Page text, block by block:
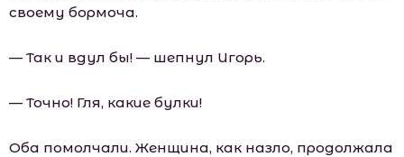
своему бормоча.
— Так и вдул бы! — шепнул Игорь.
— Точно! Гля, какие булки!
Оба помолчали. Женщина, как назло, продолжала